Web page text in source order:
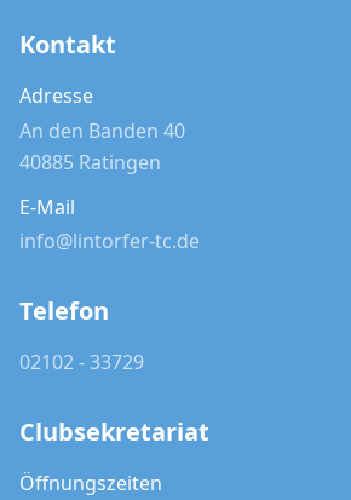
Kontakt
Adresse
An den Banden 40
40885 Ratingen
E-Mail
info@lintorfer-tc.de
Telefon
02102 - 33729
Clubsekretariat
Öffnungszeiten